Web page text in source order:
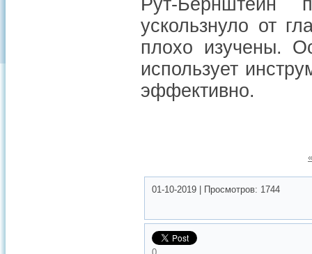
Рут-Бернштейн
ускользнуло от
плохо изучены.
использует
эффективно.
01-10-2019 Просмотров: 1744